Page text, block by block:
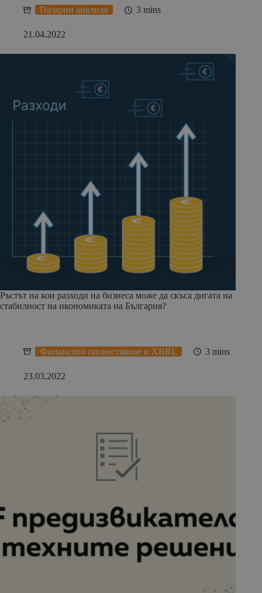
Пазарни анализи 3 mins
21.04.2022
Ръстът на кои разходи на бизнеса може да скъса дигата на
стабилност на икономиката на България?
Финансово оповестяване и XBRL 3 mins
23.03.2022